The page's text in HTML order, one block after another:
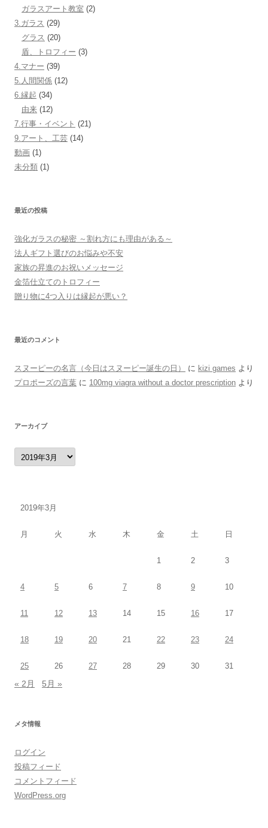
ガラスアート教室 (2)
3.ガラス (29)
グラス (20)
盾、トロフィー (3)
4.マナー (39)
5.人間関係 (12)
6.縁起 (34)
由来 (12)
7.行事・イベント (21)
9.アート、工芸 (14)
動画 (1)
未分類 (1)
最近の投稿
強化ガラスの秘密 ～割れ方にも理由がある～
法人ギフト選びのお悩みや不安
家族の昇進のお祝いメッセージ
金箔仕立てのトロフィー
贈り物に4つ入りは縁起が悪い？
最近のコメント
スヌーピーの名言（今日はスヌーピー誕生の日） に kizi games より
プロポーズの言葉 に 100mg viagra without a doctor prescription より
アーカイブ
ア
ー
カ
2019年3月
月 火 水 木 金 土 日
1 2 3
4 5 6 7 8 9 10
11 12 13 14 15 16 17
18 19 20 21 22 23 24
25 26 27 28 29 30 31
« 2月 5月 »
メタ情報
ログイン
投稿フィード
コメントフィード
WordPress.org